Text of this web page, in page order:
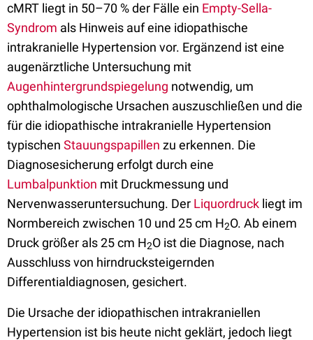
cMRT liegt in 50–70 % der Fälle ein Empty-Sella-
Syndrom als Hinweis auf eine idiopathische
intrakranielle Hypertension vor. Ergänzend ist eine
augenärztliche Untersuchung mit
Augenhintergrundspiegelung notwendig, um
ophthalmologische Ursachen auszuschließen und die
für die idiopathische intrakranielle Hypertension
typischen Stauungspapillen zu erkennen. Die
Diagnosesicherung erfolgt durch eine
Lumbalpunktion mit Druckmessung und
Nervenwasseruntersuchung. Der Liquordruck liegt im
Normbereich zwischen 10 und 25 cm H2O. Ab einem
Druck größer als 25 cm H2O ist die Diagnose, nach
Ausschluss von hirndrucksteigernden
Differentialdiagnosen, gesichert.
Die Ursache der idiopathischen intrakraniellen
Hypertension ist bis heute nicht geklärt, jedoch liegt